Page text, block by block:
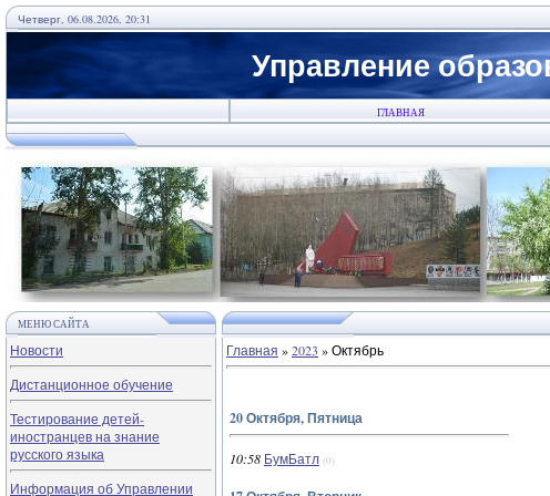
Четверг, 06.08.2026, 20:31
Управление
ГЛАВНАЯ
МЕНЮ САЙТА
Новости
Дистанционное обучение
Тестирование детей-
иностранцев на знание
русского языка
Информация об Управлении
Главная »2023 »Октябрь
20 Октября, Пятница
10:58 БумБатл (0)